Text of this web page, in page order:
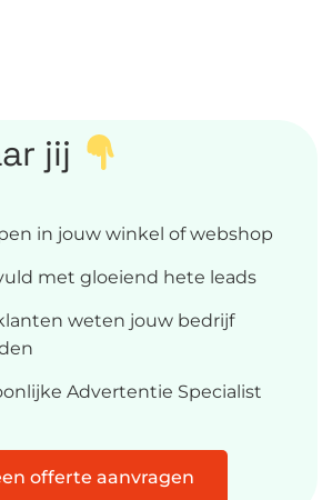
jij
in jouw winkel of webshop
met gloeiend hete leads
weten jouw bedrijf
Advertentie Specialist
offerte aanvragen